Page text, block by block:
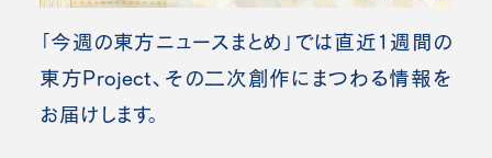
「今週の東方ニュースまとめ」では直近1週間の
東方Project、その二次創作にまつわる情報を
お届けします。